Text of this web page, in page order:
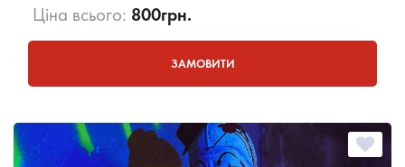
Ціна всього: 800грн.
ЗАМОВИТИ